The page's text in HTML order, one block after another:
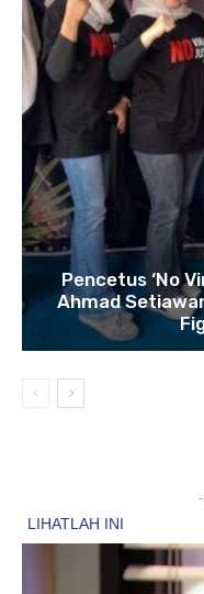
Pencetus ‘No
Ahmad